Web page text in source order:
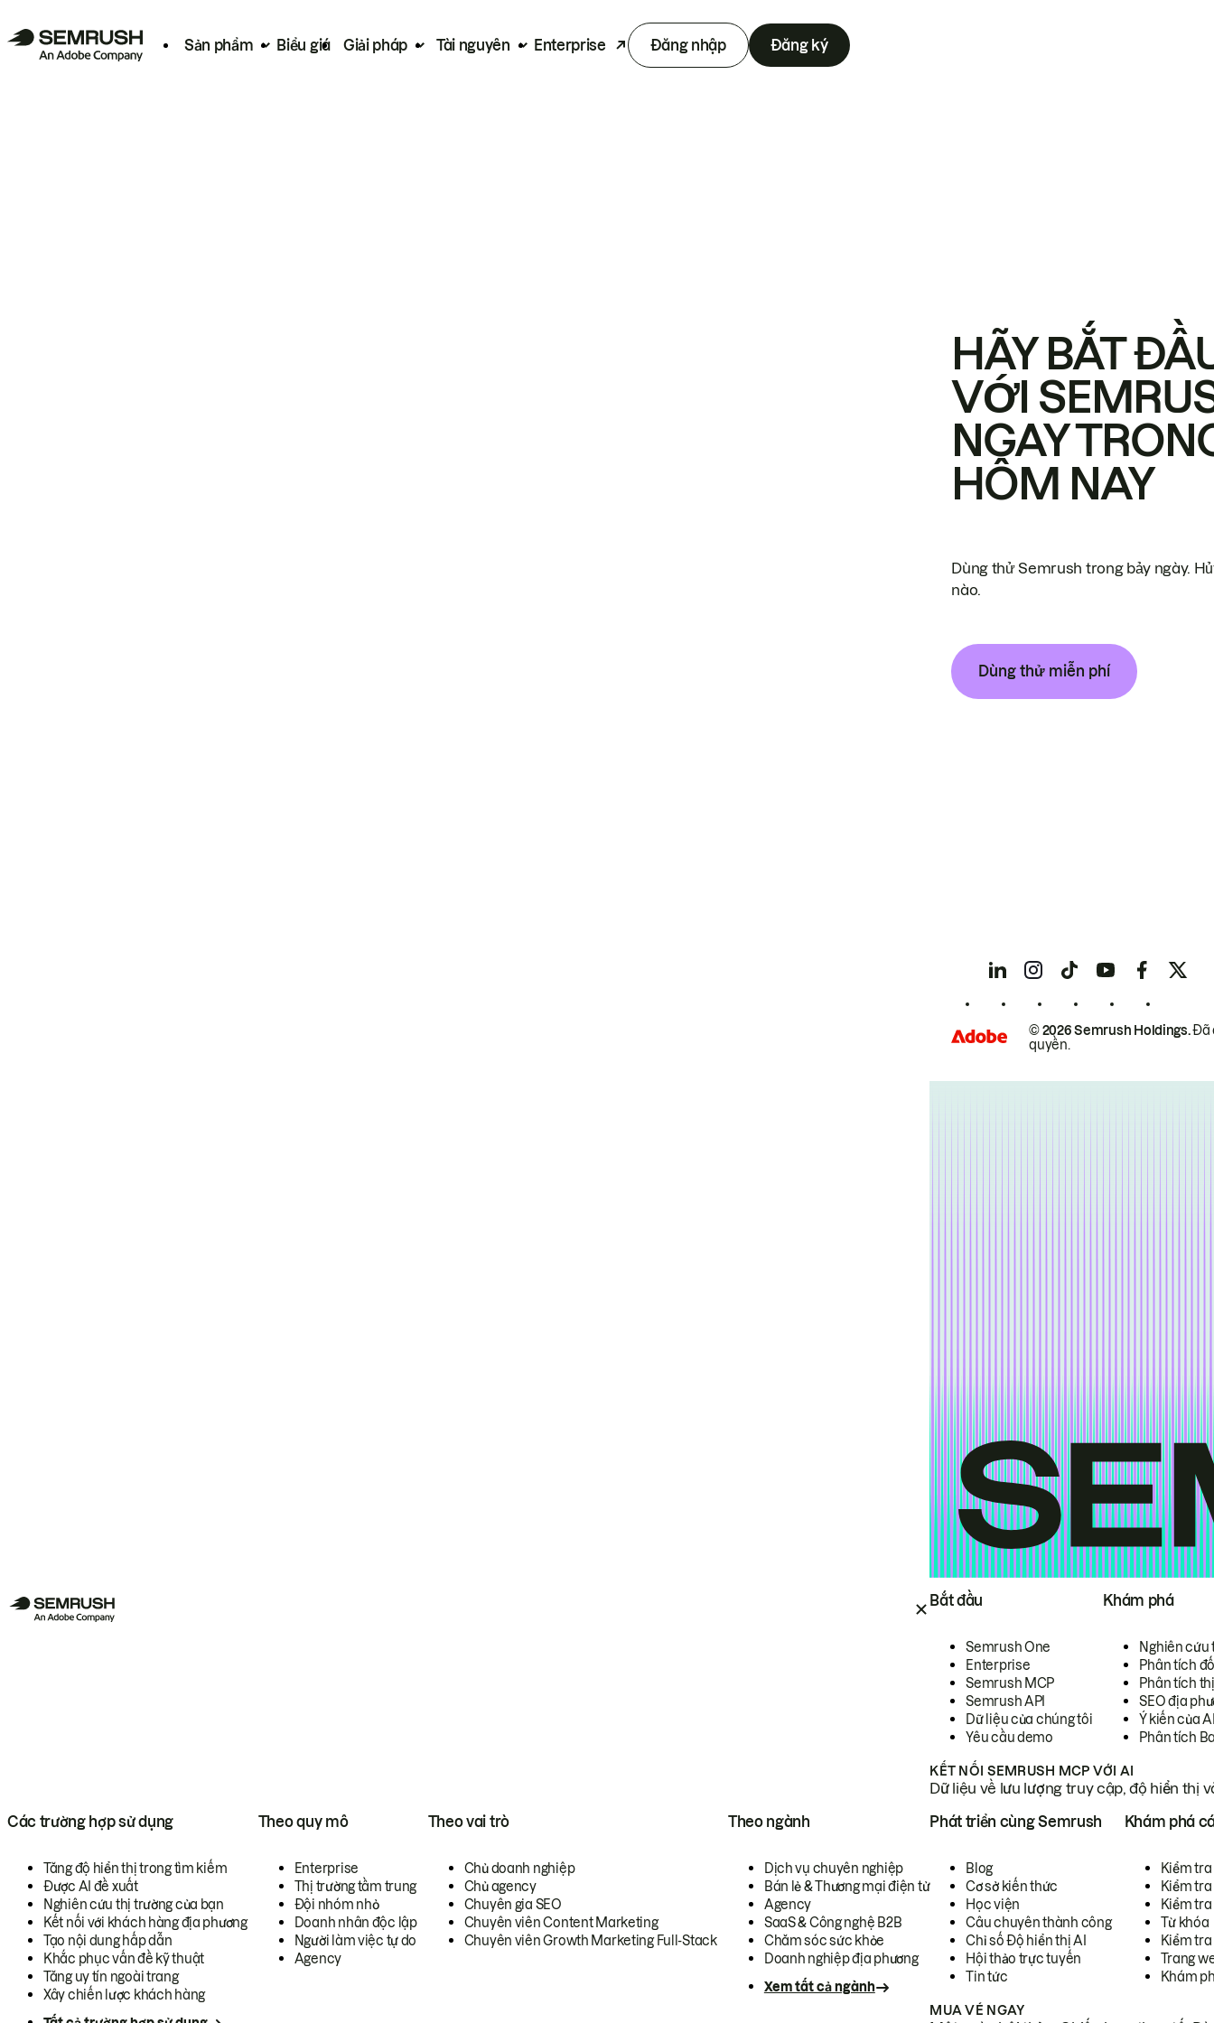
Sản phẩm Biểu giá Giải pháp Tài nguyên Enterprise Đăng nhập Đăng ký
Bắt đầu
Semrush One
Enterprise
Semrush MCP
Semrush API
Dữ liệu của chúng tôi
Yêu cầu demo
Khám phá
Nghiên cứu
Phân tích
Phân tích
SEO địa
Ý kiến của
Phân tích
KẾT NỐI SEMRUSH MCP VỚI AI
Dữ liệu về lưu lượng truy cập, độ hiển thị
Các trường hợp sử dụng
Tăng độ hiển thị trong tìm kiếm
Được AI đề xuất
Nghiên cứu thị trường của bạn
Kết nối với khách hàng địa phương
Tạo nội dung hấp dẫn
Khắc phục vấn đề kỹ thuật
Tăng uy tín ngoài trang
Xây chiến lược khách hàng
Theo quy mô
Enterprise
Thị trường tầm trung
Đội nhóm nhỏ
Doanh nhân độc lập
Người làm việc tự do
Agency
Theo vai trò
Chủ doanh nghiệp
Chủ agency
Chuyên gia SEO
Chuyên viên Content Marketing
Chuyên viên Growth Marketing Full-Stack
Theo ngành
Dịch vụ chuyên nghiệp
Bán lẻ & Thương mại điện tử
Agency
SaaS & Công nghệ B2B
Chăm sóc sức khỏe
Doanh nghiệp địa phương
Xem tất cả ngành
Phát triển cùng Semrush
Blog
Cơ sở kiến thức
Học viện
Câu chuyên thành công
Chỉ số Độ hiển thị AI
Hội thảo trực tuyến
Tin tức
Khám phá
Kiểm
Kiểm tra
Kiểm
Từ khóa
Kiểm
Trang
Khám
MUA VÉ NGAY
HÃY BẮT
VỚI
NGAY
HÔM NAY
Dùng thử Semrush trong bảy ngày.
nào.
Dùng thử miễn phí
© 2026 Semrush Holdings.Đã
quyền.